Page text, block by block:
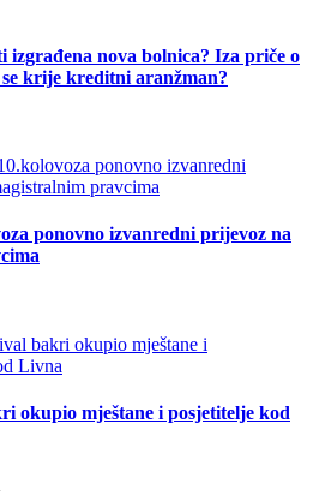
izgrađena nova bolnica? Iza priče o
krije kreditni aranžman?
ponovno izvanredni prijevoz na
okupio mještane i posjetitelje kod